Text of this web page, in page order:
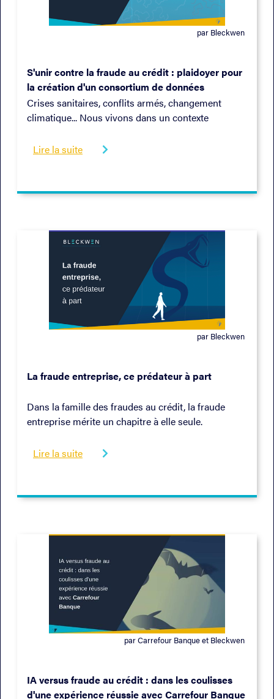
par Bleckwen
S'unir contre la fraude au crédit : plaidoyer pour
la création d'un consortium de données
comportementales
Crises sanitaires, conflits armés, changement
climatique... Nous vivons dans un contexte
Lire la suite

par Bleckwen
La fraude entreprise, ce prédateur à part
Dans la famille des fraudes au crédit, la fraude
entreprise mérite un chapitre à elle seule.
Lire la suite 
par Carrefour Banque et Bleckwen
IA versus fraude au crédit : dans les coulisses
d'une expérience réussie avec Carrefour Banque